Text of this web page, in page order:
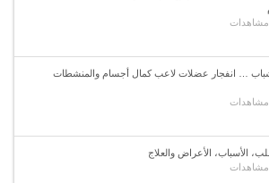
… انفجار عضلات لاعب كمال أجسام والمنشطات
الأسباب، الأعراض والعلاج